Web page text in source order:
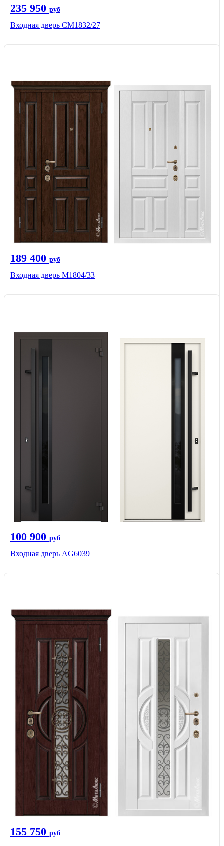
235 950 руб
Входная дверь СМ1832/27
189 400 руб
Входная дверь М1804/33
100 900 руб
Входная дверь AG6039
155 750 руб